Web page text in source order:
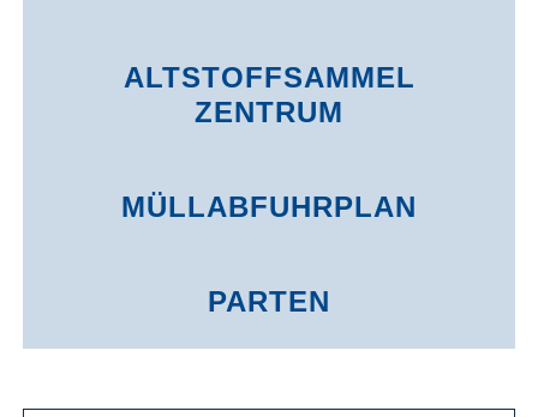
ALTSTOFFSAMMEL
ZENTRUM
MÜLLABFUHR­PLAN
PARTEN